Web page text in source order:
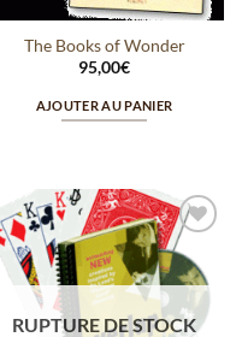
The Books of Wonder
95,00€
AJOUTER AU PANIER
Ajouter
à la
wishlist
RUPTURE DE STOCK